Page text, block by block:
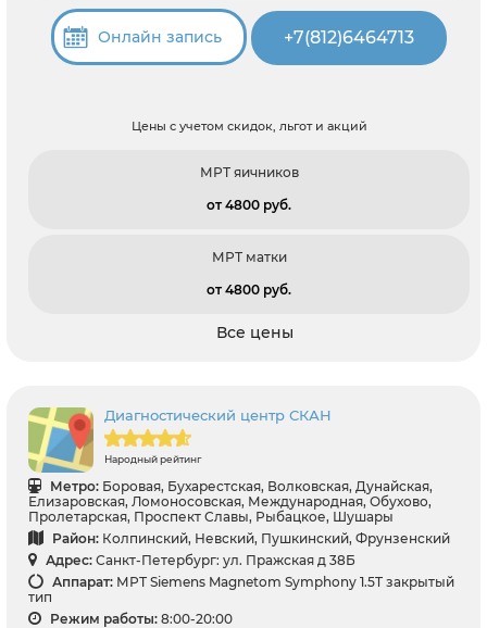
Онлайн запись +7(812)6464713
Цены с учетом скидок, льгот и акций
МРТ яичников
от 4800 pуб.
МРТ матки
от 4800 pуб.
Все цены
Диагностический центр СКАН
Народный рейтинг
Метро: Боровая, Бухарестская, Волковская, Дунайская,
Елизаровская, Ломоносовская, Международная, Обухово,
Пролетарская, Проспект Славы, Рыбацкое, Шушары
Район: Колпинский, Невский, Пушкинский, Фрунзенский
Адрес: Санкт-Петербург: ул. Пражская д 38Б
Аппарат: МРТ Siemens Magnetom Symphony 1.5T закрытый
тип
Режим работы: 8:00-20:00